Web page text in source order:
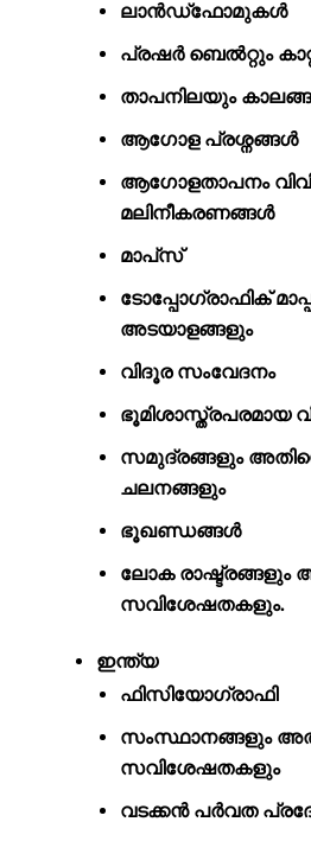
ലാൻഡ്‌ഫോമുകൾ
പ്രഷർ ബെൽറ്റും
താപനിലയും
ആഗോള പ്രശ്നങ്ങൾ
ആഗോളതാപനം
മലിനീകരണങ്ങൾ
മാപ്‌സ്
ടോപ്പോഗ്രാഫിക്
അടയാളങ്ങളും
വിദൂര സംവേദനം
ഭൂമിശാസ്ത്രപരമായ
സമുദ്രങ്ങളും
ചലനങ്ങളും
ഭൂഖണ്ഡങ്ങൾ
ലോക രാഷ്ട്രങ്ങളും
സവിശേഷതകളും.
ഇന്ത്യ
ഫിസിയോഗ്രാഫി
സംസ്ഥാനങ്ങളും
സവിശേഷതകളും
വടക്കൻ പർവത